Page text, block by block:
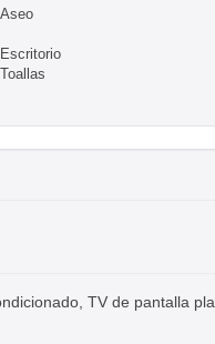
Aseo
Escritorio
Toallas
TV de pantalla